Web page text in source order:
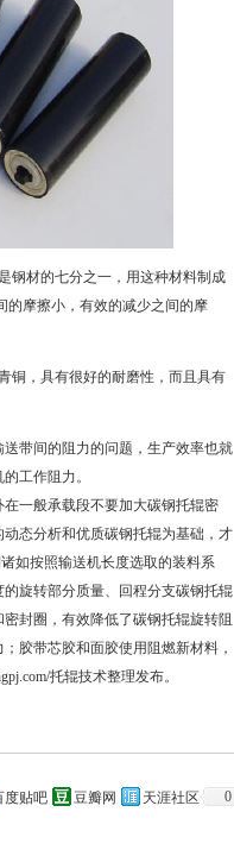
材的七分之一，用这种材料制成
的摩擦小，有效的减少之间的摩
，具有很好的耐磨性，而且具有
带间的阻力的问题，生产效率也就
工作阻力。
一般承载段不要加大碳钢托辊密
态分析和优质碳钢托辊为基础，才
如按照输送机长度选取的装料系
旋转部分质量、回程分支碳钢托辊
封圈，有效降低了碳钢托辊旋转阻
胶带芯胶和面胶使用阻燃新材料，
托辊技术整理发布。
度贴吧 豆瓣网 天涯社区 0